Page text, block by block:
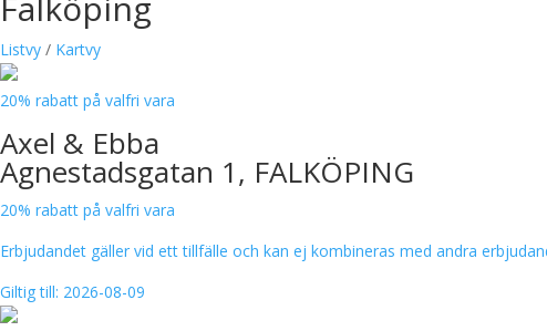
Listvy / Kartvy
20% rabatt på valfri vara
Axel & Ebba
Agnestadsgatan 1, FALKÖPING
20% rabatt på valfri vara
Erbjudandet gäller vid ett tillfälle och kan ej kombineras med andra
Giltig till: 2026-08-09